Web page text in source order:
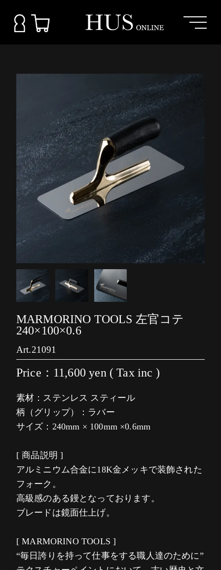
MARMORINO TOOLS 左官コテ
240×100×0.6
Art.21091
Price：11,600yen ( Tax inc )
素材：ステンレス スティール
柄（グリップ）：ラバー
サイズ：240mm × 100mm ×0.6mm
[ 商品説明 ]
アルミニウム合金に18K金メッキで装飾された
フォーク。
高級感のある鏝となっております。
ブレードは鏡面仕上げ。
[ MARMORINO TOOLS ]
“毎日誇りを持って仕事をする職人達のために”